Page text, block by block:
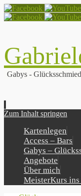
Gabys -
Zum Inhalt springen
Kartenlegen
Access – Bars
Gabys –
Angebote
Über mich
MeisterKurs ins